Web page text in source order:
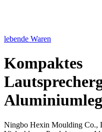
lebende Waren
Kompaktes
Ningbo Hexin Moulding Co.,